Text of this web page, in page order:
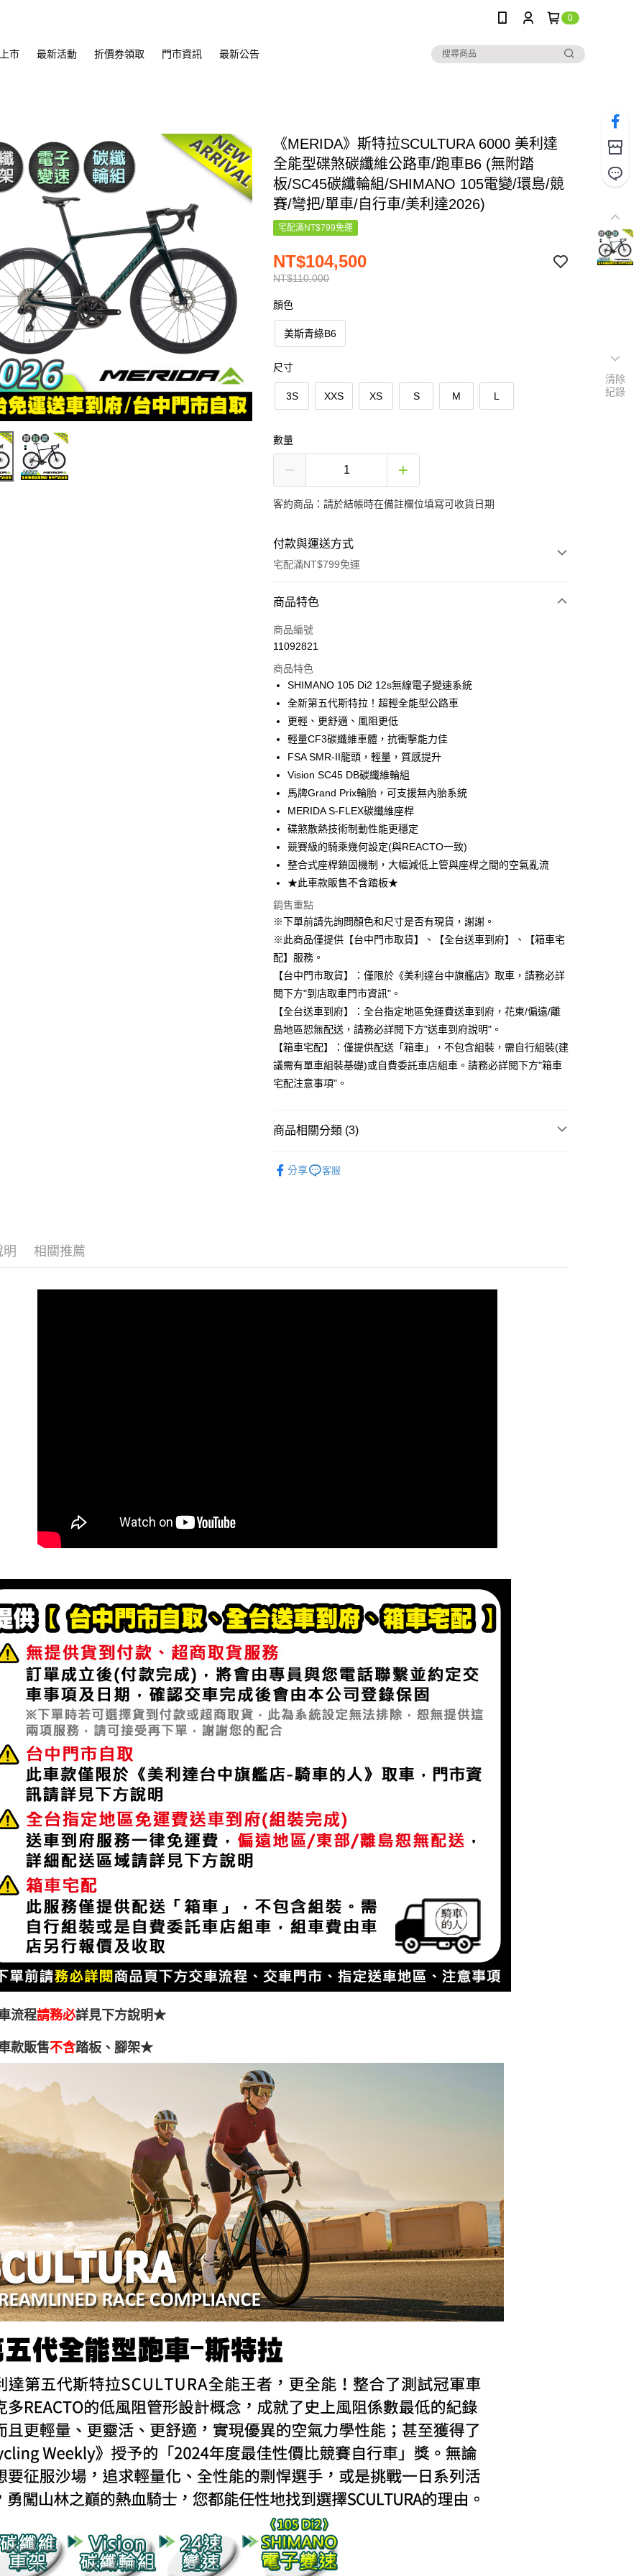
0
市 最新活動 折價券領取 門市資訊 最新公告
《MERIDA》斯特拉SCULTURA 6000 美利達
全能型碟煞碳纖維公路車/跑車B6 (無附踏
板/SC45碳纖輪組/SHIMANO 105電變/環島/競
賽/彎把/單車/自行車/美利達2026)
宅配滿NT$799免運
NT$110,000
NT$104,500
顏色
美斯青綠B6
尺寸
3S XXS XS S M L
數量
客約商品：請於結帳時在備註欄位填寫可收貨日期
付款與運送方式
宅配滿NT$799免運
付款方式
信用卡一次付款
NT$34,833
合作金庫商業銀行
第一商業銀行
華南商業銀行
國泰世華商業銀行
兆豐國際商業銀行
臺灣中小企業銀行
台中商業銀行
匯豐（台灣）商業銀行
聯邦商業銀行
遠東國際商業銀行
元大商業銀行
台新國際商業銀行
台灣樂天信用卡公司
6 期 0 利率 每期 NT$17,416
合作金庫商業銀行
華南商業銀行
彰化商業銀行
上海商業儲蓄銀行
台北富邦商業銀行
臺灣中小企業銀行
匯豐（台灣）商業銀行
華泰商業銀行
聯邦商業銀行
元大商業銀行
玉山商業銀行
星展（台灣）商業銀行
台灣樂天信用卡公司
LINE Pay
Apple Pay
街口支付
悠遊付
Google Pay
運送方式
宅配
每筆NT$85，滿NT$799(含以上)免運費
付款後門市自取
每筆NT$85，滿NT$799(含以上)免運費
商品特色
商品編號
11092821
商品特色
SHIMANO 105 Di2 12s無線電子變速系統
全新第五代斯特拉！超輕全能型公路車
更輕、更舒適、風阻更低
輕量CF3碳纖維車體，抗衝擊能力佳
FSA SMR-II龍頭，輕量，質感提升
Vision SC45 DB碳纖維輪組
馬牌Grand Prix輪胎，可支援無內胎系統
MERIDA S-FLEX碳纖維座桿
碟煞散熱技術制動性能更穩定
競賽級的騎乘幾何設定(與REACTO一致)
整合式座桿鎖固機制，大幅減低上管與座桿之間的空氣亂流
★此車款販售不含踏板★
銷售重點
※下單前請先詢問顏色和尺寸是否有現貨，謝謝。
※此商品僅提供【台中門市取貨】、【全台送車到府】、【箱車宅
配】服務。
【台中門市取貨】：僅限於《美利達台中旗艦店》取車，請務必詳
閱下方"到店取車門市資訊"。
【全台送車到府】：全台指定地區免運費送車到府，花東/偏遠/離
島地區恕無配送，請務必詳閱下方"送車到府說明"。
【箱車宅配】：僅提供配送「箱車」，不包含組裝，需自行組裝(建
議需有單車組裝基礎)或自費委託車店組車。請務必詳閱下方"箱車
宅配注意事項"。
商品相關分類 (3)
分享 客服
明 相關推薦
流程請務必詳見下方說明★
款販售不含踏板、腳架★
清除
紀錄